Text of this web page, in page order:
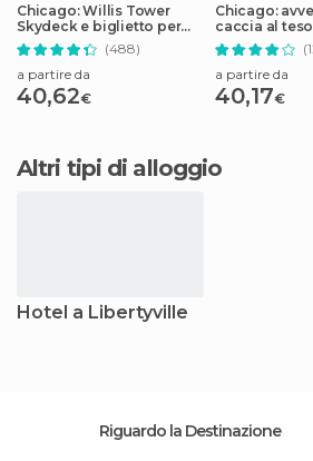
Chicago: Willis Tower
Skydeck e biglietto per
The Ledge
(488)
a partire da
40,62€
Chicago:
caccia al
a partire da
40,17€
Altri tipi di alloggio
Hotel a Libertyville
Riguardo la Destinazione